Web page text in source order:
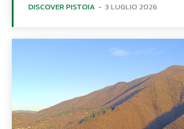
DISCOVER PISTOIA - 3 LUGLIO 2026